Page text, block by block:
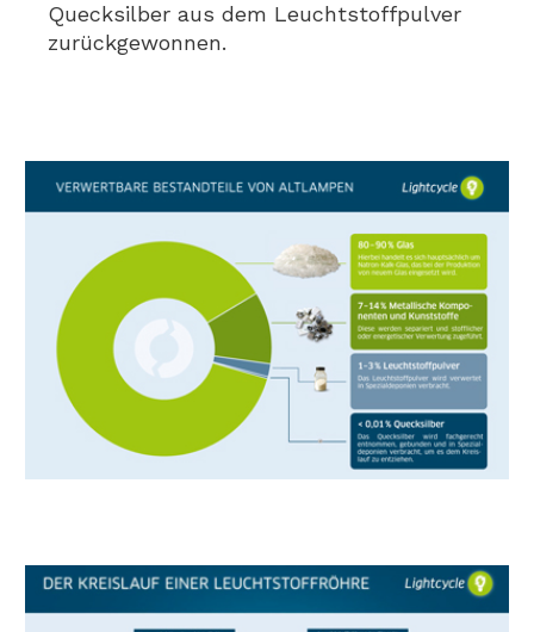
Quecksilber aus dem Leuchtstoffpulver
zurückgewonnen.